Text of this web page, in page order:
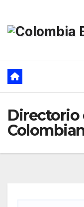
contenido
Directorio